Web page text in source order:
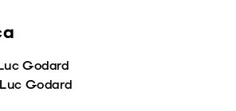
Godard
Godard